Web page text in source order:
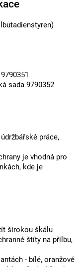
sada 9790352
práce,
je vhodná pro
kde je
širokou škálu
štíty na přilbu,
- bílé, oranžové